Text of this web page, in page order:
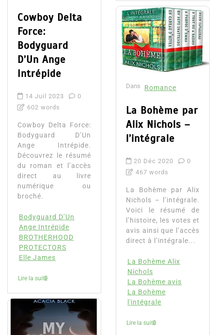
Cowboy Delta
Force:
Bodyguard
D’Un Ange
Intrépide
14 Juil 2023
0
602 words
Cowboy Delta Force:
Bodyguard D’Un
Ange Intrépide.
Découvrez le résumé
du roman et l’accès
direct au livre
numérique ou
broché.
Bodyguard D’Un
Ange Intrépide
BROTHERHOOD
PROTECTORS
Elle James
Lire la suite
Dans Romance
La Bohème par
Alix Nichols –
l’intégrale
20 Déc 2020
0
467 words
La Bohème par Alix
Nichols – l’intégrale.
Voici le résumé de
l’histoire, les votes et
avis ainsi que l’accès
direct à l’intégrale...
La Bohème Alix
Nichols
La Bohème avis
La Bohème
l'intégrale
Lire la suite